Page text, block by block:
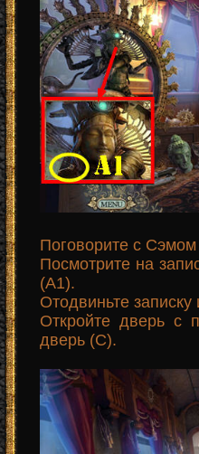
Поговорите с
Посмотрите на
(А1).
Отодвиньте
Откройте дверь
дверь (С).